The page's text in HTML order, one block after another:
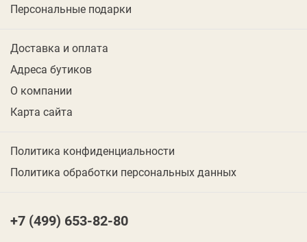
Персональные подарки
Доставка и оплата
Адреса бутиков
О компании
Карта сайта
Политика конфиденциальности
Политика обработки персональных данных
+7 (499) 653-82-80